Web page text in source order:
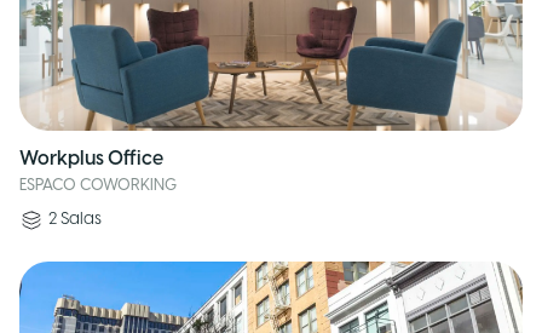
Workplus Office
ESPACO COWORKING
2 Salas